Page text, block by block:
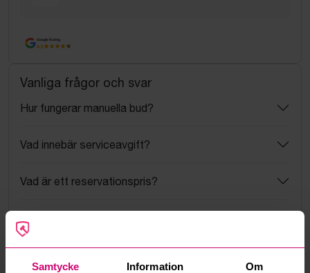
Samtycke Information Om
Google Rating
4.5
Vanliga frågor och svar
Hur fungerar manuella bud?
Vad innebär serviceavgift?
Vad är ett reservationspris?